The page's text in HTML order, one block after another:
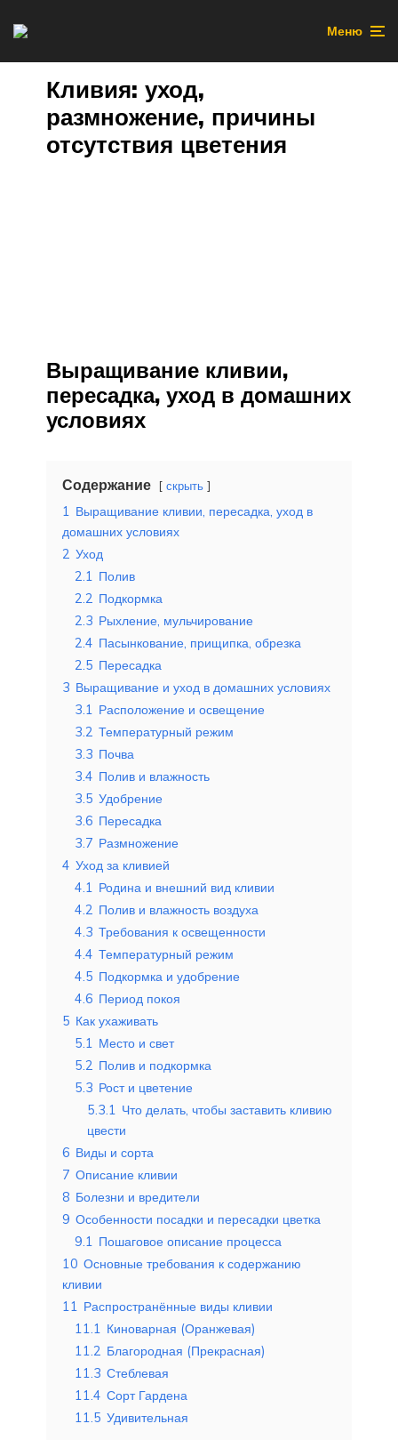
Меню
Кливия: уход,
размножение, причины
отсутствия цветения
Выращивание кливии,
пересадка, уход в домашних
условиях
Содержание скрыть
1 Выращивание кливии, пересадка, уход в
домашних условиях
2 Уход
2.1 Полив
2.2 Подкормка
2.3 Рыхление, мульчирование
2.4 Пасынкование, прищипка, обрезка
2.5 Пересадка
3 Выращивание и уход в домашних условиях
3.1 Расположение и освещение
3.2 Температурный режим
3.3 Почва
3.4 Полив и влажность
3.5 Удобрение
3.6 Пересадка
3.7 Размножение
4 Уход за кливией
4.1 Родина и внешний вид кливии
4.2 Полив и влажность воздуха
4.3 Требования к освещенности
4.4 Температурный режим
4.5 Подкормка и удобрение
4.6 Период покоя
5 Как ухаживать
5.1 Место и свет
5.2 Полив и подкормка
5.3 Рост и цветение
5.3.1 Что делать, чтобы заставить кливию
цвести
6 Виды и сорта
7 Описание кливии
8 Болезни и вредители
9 Особенности посадки и пересадки цветка
9.1 Пошаговое описание процесса
10 Основные требования к содержанию
кливии
11 Распространённые виды кливии
11.1 Киноварная (Оранжевая)
11.2 Благородная (Прекрасная)
11.3 Стеблевая
11.4 Сорт Гардена
11.5 Удивительная